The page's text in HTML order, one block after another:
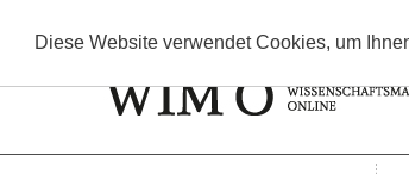
Diese Website verwendet Cookies, um